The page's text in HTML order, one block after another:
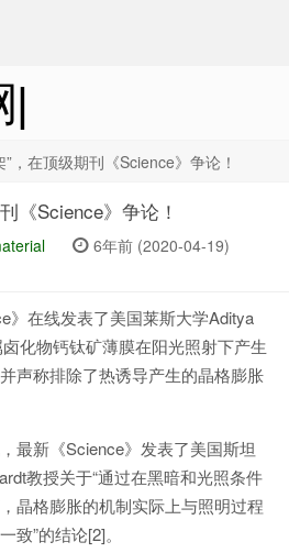
|
”，在顶级期刊《Science》争论！
《Science》争论！
6年前 (2020-04-19)
》在线发表了美国莱斯大学Aditya
化物钙钛矿薄膜在阳光照射下产生
声称排除了热诱导产生的晶格膨胀
最新《Science》发表了美国斯坦
教授关于“通过在黑暗和光照条件
晶格膨胀的机制实际上与照明过程
致”的结论[2]。